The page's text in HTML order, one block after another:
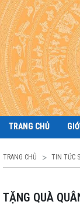
TRANG CHỦ
TRANG CHỦ TIN TỨC
TẶNG QUÀ